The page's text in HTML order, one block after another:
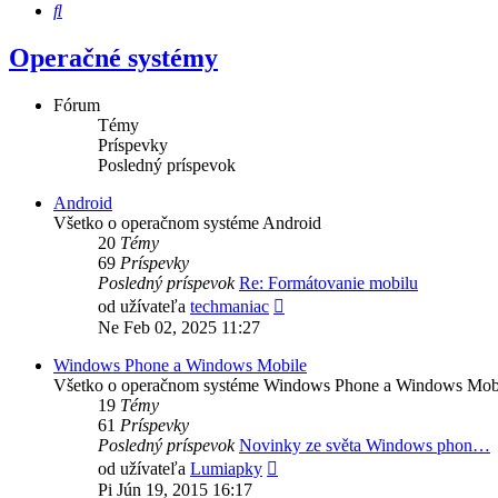
Hľadať
Operačné systémy
Fórum
Témy
Príspevky
Posledný príspevok
Android
Všetko o operačnom systéme Android
20 Témy
69 Príspevky
Posledný príspevok Re: Formátovanie mobilu
od užívateľa techmaniac
Ne Feb 02, 2025 11:27
Windows Phone a Windows Mobile
Všetko o operačnom systéme Windows Phone a Windows
19 Témy
61 Príspevky
Posledný príspevok Novinky ze světa Windows phon…
od užívateľa Lumiapky
Pi Jún 19, 2015 16:17